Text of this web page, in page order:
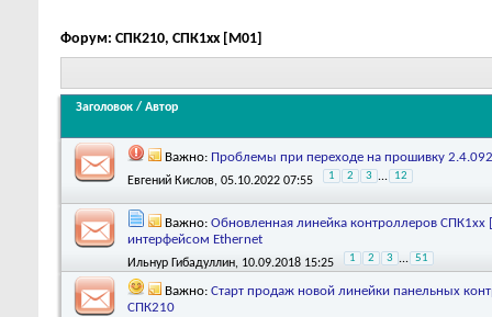
Форум: СПК210, СПК1xx [М01]
Заголовок / Автор
Важно: Проблемы при переходе на прошивку
Евгений Кислов, 05.10.2022 07:55 1 2 3 ... 12
Важно: Обновленная линейка контроллеров СПК1хх
интерфейсом Ethernet
Ильнур Гибадуллин, 10.09.2018 15:25 1 2 3 ... 51
Важно: Старт продаж новой линейки панельных
СПК210